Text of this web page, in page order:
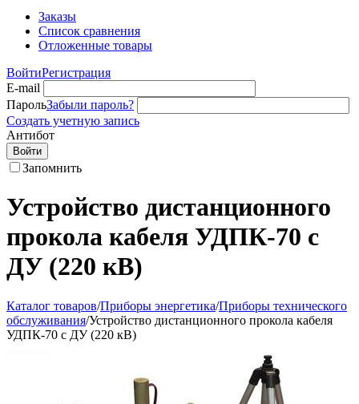
Заказы
Список сравнения
Отложенные товары
ВойтиРегистрация
E-mail
ПарольЗабыли пароль?
Создать учетную запись
Антибот
Войти
Запомнить
Устройство дистанционного
прокола кабеля УДПК-70 с
ДУ (220 кВ)
Каталог товаров/Приборы энергетика/Приборы технического
обслуживания/Устройство дистанционного прокола кабеля
УДПК-70 с ДУ (220 кВ)